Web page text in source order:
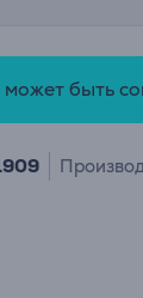
может быть